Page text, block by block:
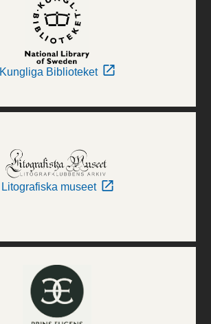
Kungliga Biblioteket
Litografiska museet